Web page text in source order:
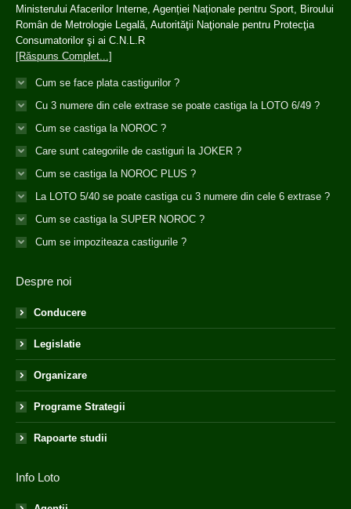
Ministerului Afacerilor Interne, Agenției Naționale pentru Sport, Biroului
Român de Metrologie Legală, Autorităţii Naţionale pentru Protecţia
Consumatorilor şi ai C.N.L.R
[Răspuns Complet...]
Cum se face plata castigurilor ?
Cu 3 numere din cele extrase se poate castiga la LOTO 6/49 ?
Cum se castiga la NOROC ?
Care sunt categoriile de castiguri la JOKER ?
Cum se castiga la NOROC PLUS ?
La LOTO 5/40 se poate castiga cu 3 numere din cele 6 extrase ?
Cum se castiga la SUPER NOROC ?
Cum se impoziteaza castigurile ?
Despre noi
Conducere
Legislatie
Organizare
Programe Strategii
Rapoarte studii
Info Loto